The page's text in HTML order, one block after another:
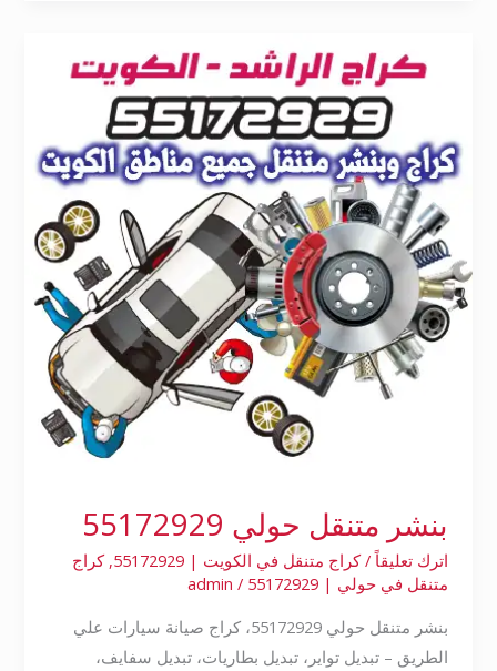
بنشر متنقل حولي 55172929
اترك تعليقاً /كراج متنقل في الكويت | 55172929 ,كراج
متنقل في حولي | 55172929
/
admin
بنشر متنقل حولي 55172929، كراج صيانة سيارات علي
الطريق – تبديل تواير، تبديل بطاريات، تبديل سفايف،
متنقل
55172929